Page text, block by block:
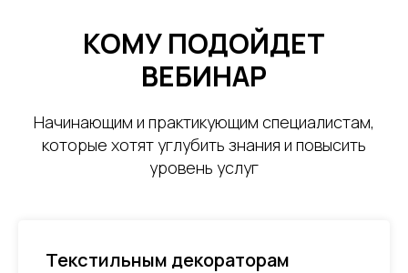
КОМУ ПОДОЙДЕТ
ВЕБИНАР
Начинающим и практикующим специалистам,
которые хотят углубить знания и повысить
уровень услуг
Текстильным декораторам